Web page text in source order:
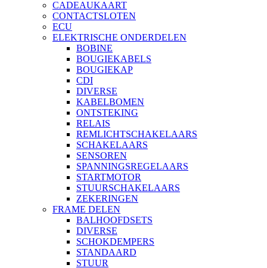
CADEAUKAART
CONTACTSLOTEN
ECU
ELEKTRISCHE ONDERDELEN
BOBINE
BOUGIEKABELS
BOUGIEKAP
CDI
DIVERSE
KABELBOMEN
ONTSTEKING
RELAIS
REMLICHTSCHAKELAARS
SCHAKELAARS
SENSOREN
SPANNINGSREGELAARS
STARTMOTOR
STUURSCHAKELAARS
ZEKERINGEN
FRAME DELEN
BALHOOFDSETS
DIVERSE
SCHOKDEMPERS
STANDAARD
STUUR